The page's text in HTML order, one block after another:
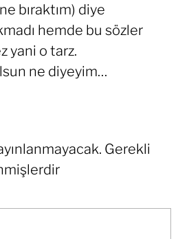
bıraktım) diye
hemde bu sözler
yani o tarz.
ne diyeyim…
Gerekli